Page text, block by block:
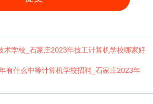
术学校_石家庄2023年技工计算机学校哪家好
有什么中等计算机学校招聘_石家庄2023年